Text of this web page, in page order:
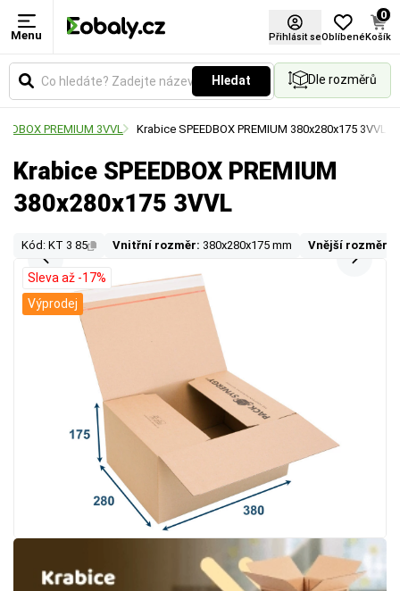
Menu Přihlásit seOblíbené
0
Košík
Hledat Dle rozměrů
PREMIUM 3VVL Krabice SPEEDBOX PREMIUM 380x280x175 3VVL
Krabice SPEEDBOX PREMIUM
380x280x175 3VVL
Kód: KT 3 85 Vnitřní rozměr: 380x280x175 mm Vnější rozměr:
Sleva až -17%
Výprodej